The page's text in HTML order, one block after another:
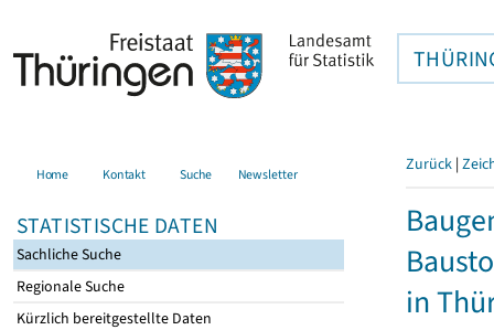
Home Kontakt Suche Newsletter
STATISTISCHE DATEN
Sachliche Suche
Regionale Suche
Kürzlich bereitgestellte Daten
Zurück |
in